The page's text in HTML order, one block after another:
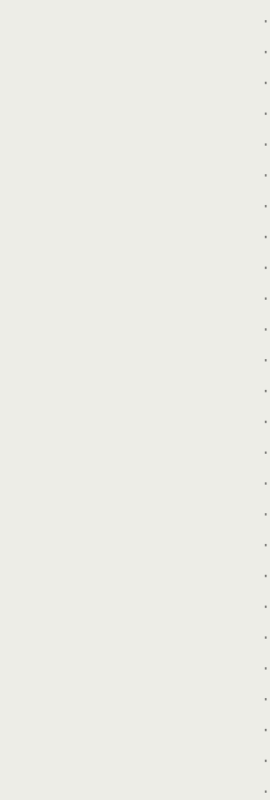
.
.
.
.
.
.
.
.
.
.
.
.
.
.
.
.
.
.
.
.
.
.
.
.
.
.